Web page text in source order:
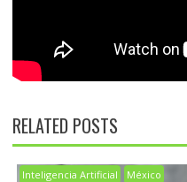
RELATED POSTS
Inteligencia Artificial México